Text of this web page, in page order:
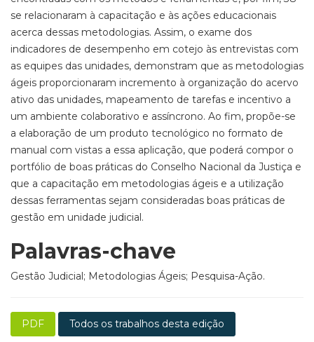
se relacionaram à capacitação e às ações educacionais
acerca dessas metodologias. Assim, o exame dos
indicadores de desempenho em cotejo às entrevistas com
as equipes das unidades, demonstram que as metodologias
ágeis proporcionaram incremento à organização do acervo
ativo das unidades, mapeamento de tarefas e incentivo a
um ambiente colaborativo e assíncrono. Ao fim, propõe-se
a elaboração de um produto tecnológico no formato de
manual com vistas a essa aplicação, que poderá compor o
portfólio de boas práticas do Conselho Nacional da Justiça e
que a capacitação em metodologias ágeis e a utilização
dessas ferramentas sejam consideradas boas práticas de
gestão em unidade judicial.
Palavras-chave
Gestão Judicial; Metodologias Ágeis; Pesquisa-Ação.
PDF Todos os trabalhos desta edição